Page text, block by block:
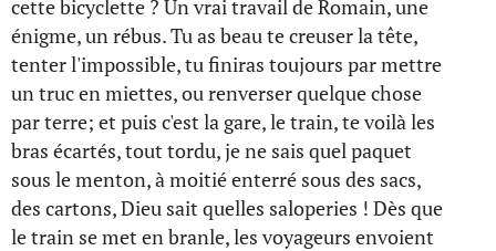
cette bicyclette ? Un vrai travail de Romain, une
énigme, un rébus. Tu as beau te creuser la tête,
tenter l'impossible, tu finiras toujours par mettre
un truc en miettes, ou renverser quelque chose
par terre; et puis c'est la gare, le train, te voilà les
bras écartés, tout tordu, je ne sais quel paquet
sous le menton, à moitié enterré sous des sacs,
des cartons, Dieu sait quelles saloperies ! Dès que
le train se met en branle, les voyageurs envoient